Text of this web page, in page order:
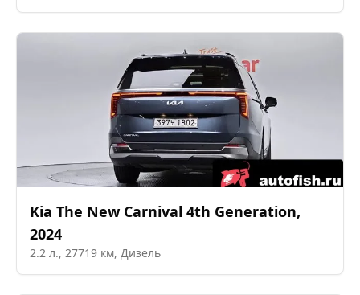
Kia The New Carnival 4th Generation,
2024
2.2 л., 27719 км, Дизель